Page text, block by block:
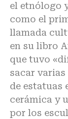
el etnólogo
como el
llamada
en su libro
que tuvo
sacar varias
de estatuas
cerámica y
por los